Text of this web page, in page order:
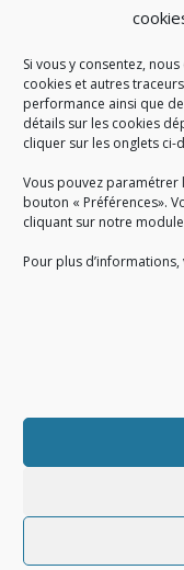
Si vous y consentez,
cookies et autres
performance ainsi que
détails sur les cookies
cliquer sur les onglets ci-
Vous pouvez paramétrer
bouton « Préférences».
cliquant sur notre
Pour plus
A SAVOIR
Créé en 1978, le
des missions de
valorisation des
territoire.